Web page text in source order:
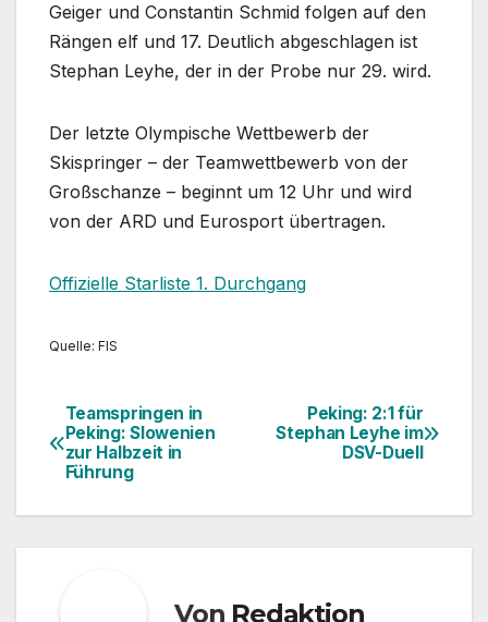
Geiger und Constantin Schmid folgen auf den
Rängen elf und 17. Deutlich abgeschlagen ist
Stephan Leyhe, der in der Probe nur 29. wird.
Der letzte Olympische Wettbewerb der
Skispringer – der Teamwettbewerb von der
Großschanze – beginnt um 12 Uhr und wird
von der ARD und Eurosport übertragen.
Offizielle Starliste 1. Durchgang
Quelle: FIS
BeitragsnavigationPeking: 2:1 für
Stephan Leyhe im
DSV-Duell
Teamspringen in
Peking: Slowenien
zur Halbzeit in
Führung
Von Redaktion